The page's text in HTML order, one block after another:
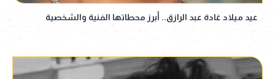
عيد ميلاد غادة عبد الرازق.. أبرز محطاتها الفنية والشخصية